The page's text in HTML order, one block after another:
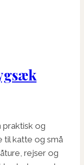
og
til katte og små
rejser og